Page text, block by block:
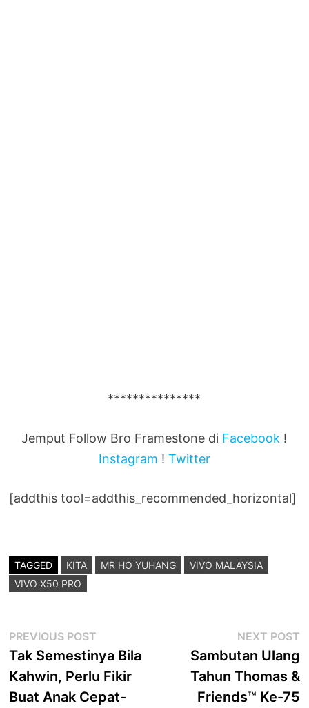
***************
Jemput Follow Bro Framestone di Facebook !
Instagram ! Twitter
[addthis tool=addthis_recommended_horizontal]
TAGGED KITA MR HO YUHANG
VIVO MALAYSIA
VIVO X50 PRO
Post
navigation
PREVIOUS POST
post:
Tak Semestinya Bila
Kahwin, Perlu Fikir
Buat Anak Cepat-
NEXT POST
Sambutan Ulang
Tahun Thomas &
Friends™ Ke-75